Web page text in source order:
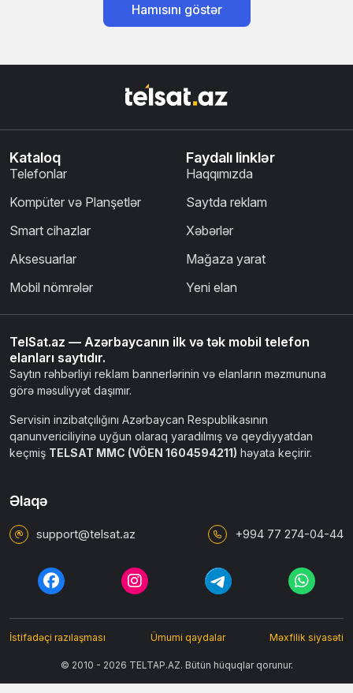
Hamısını göstər
Kataloq
Telefonlar
Kompüter və Planşetlər
Smart cihazlar
Aksesuarlar
Mobil nömrələr
Faydalı linklər
Haqqımızda
Saytda reklam
Xəbərlər
Mağaza yarat
Yeni elan
TelSat.az — Azərbaycanın ilk və tək mobil telefon
elanları saytıdır.
Saytın rəhbərliyi reklam bannerlərinin və elanların məzmununa
görə məsuliyyət daşımır.
Servisin inzibatçılığını Azərbaycan Respublikasının
qanunvericiliyinə uyğun olaraq yaradılmış və qeydiyyatdan
keçmiş TELSAT MMC (VÖEN 1604594211) həyata keçirir.
Əlaqə
support@telsat.az +994 77 274-04-44
© 2010 - 2026 TELTAP.AZ. Bütün hüquqlar qorunur.
İstifadəçi razılaşması Ümumi qaydalar Məxfilik siyasəti